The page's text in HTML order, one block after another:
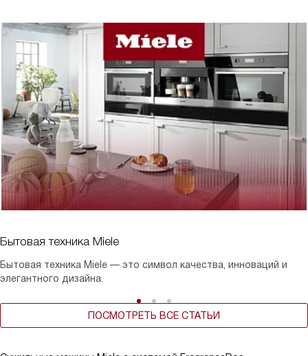
Бытовая техника Miele
Бытовая техника Miele — это символ качества, инноваций и
элегантного дизайна.
ПОСМОТРЕТЬ ВСЕ СТАТЬИ